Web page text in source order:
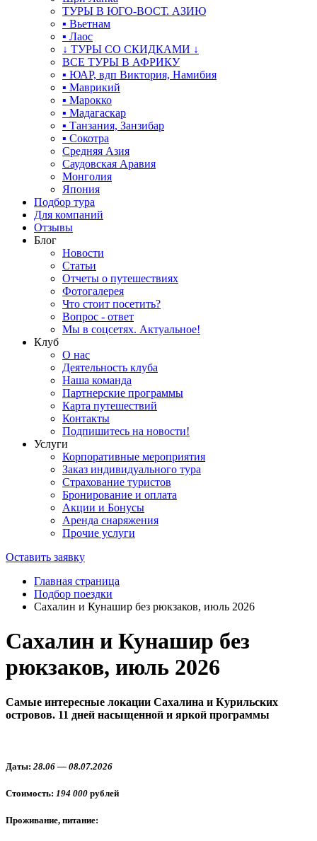
ТУРЫ В ЮГО-ВОСТ. АЗИЮ
▪ Вьетнам
▪ Лаос
↓ ТУРЫ СО СКИДКАМИ ↓
ВСЕ ТУРЫ В АФРИКУ
▪ ЮАР, вдп Виктория, Намибия
▪ Маврикий
▪ Марокко
▪ Мадагаскар
▪ Танзания, Занзибар
▪ Сокотра
Средняя Азия
Саудовская Аравия
Монголия
Япония
Подбор тура
Для компаний
Отзывы
Блог
Новости
Статьи
Отчеты о путешествиях
Фотогалерея
Что стоит посетить?
Вопрос - ответ
Мы в соцсетях. Актуальное!
Клуб
О нас
Деятельность клуба
Наша команда
Партнерские программы
Карта путешествий
Контакты
Подпишитесь на новости!
Услуги
Корпоративные мероприятия
Заказ индивидуального тура
Страхование туристов
Бронирование и оплата
Акции и Бонусы
Аренда снаряжения
Прочие услуги
Оставить заявку
Главная страница
Подбор поездки
Сахалин и Кунашир без рюкзаков, июль 2026
Сахалин и Кунашир без
рюкзаков, июль 2026
Самые интересные локации Сахалина и Курильских
островов. 11 дней насыщенной и яркой программы
Даты: 28.06 — 08.07.2026
Стоимость: 194 000 рублей
Проживание, питание: